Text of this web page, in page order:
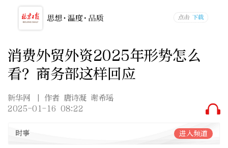
消费外贸外资2025年形势怎么
看？商务部这样回应
新华网
| 作者 唐诗凝 谢希瑶
2025-01-16 08:22
时事 进入频道